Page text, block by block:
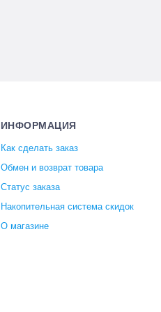
ИНФОРМАЦИЯ
Как сделать заказ
Обмен и возврат товара
Статус заказа
Накопительная система скидок
О магазине